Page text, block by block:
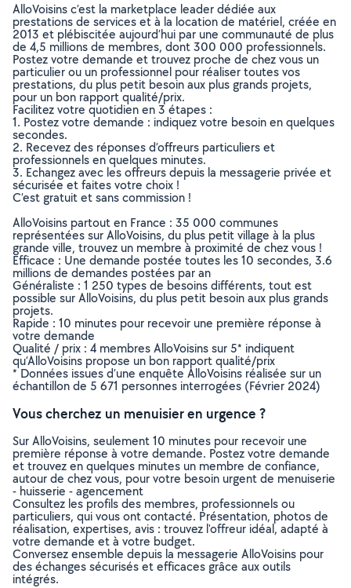
AlloVoisins c’est la marketplace leader dédiée aux
prestations de services et à la location de matériel, créée en
2013 et plébiscitée aujourd’hui par une communauté de plus
de 4,5 millions de membres, dont 300 000 professionnels.
Postez votre demande et trouvez proche de chez vous un
particulier ou un professionnel pour réaliser toutes vos
prestations, du plus petit besoin aux plus grands projets,
pour un bon rapport qualité/prix.
Facilitez votre quotidien en 3 étapes :
1. Postez votre demande : indiquez votre besoin en quelques
secondes.
2. Recevez des réponses d’offreurs particuliers et
professionnels en quelques minutes.
3. Echangez avec les offreurs depuis la messagerie privée et
sécurisée et faites votre choix !
C’est gratuit et sans commission !
AlloVoisins partout en France : 35 000 communes
représentées sur AlloVoisins, du plus petit village à la plus
grande ville, trouvez un membre à proximité de chez vous !
Efficace : Une demande postée toutes les 10 secondes, 3.6
millions de demandes postées par an
Généraliste : 1 250 types de besoins différents, tout est
possible sur AlloVoisins, du plus petit besoin aux plus grands
projets.
Rapide : 10 minutes pour recevoir une première réponse à
votre demande
Qualité / prix : 4 membres AlloVoisins sur 5* indiquent
qu’AlloVoisins propose un bon rapport qualité/prix
* Données issues d’une enquête AlloVoisins réalisée sur un
échantillon de 5 671 personnes interrogées (Février 2024)
Vous cherchez un menuisier en urgence ?
Sur AlloVoisins, seulement 10 minutes pour recevoir une
première réponse à votre demande. Postez votre demande
et trouvez en quelques minutes un membre de confiance,
autour de chez vous, pour votre besoin urgent de menuiserie
- huisserie - agencement
Consultez les profils des membres, professionnels ou
particuliers, qui vous ont contacté. Présentation, photos de
réalisation, expertises, avis : trouvez l'offreur idéal, adapté à
votre demande et à votre budget.
Conversez ensemble depuis la messagerie AlloVoisins pour
des échanges sécurisés et efficaces grâce aux outils
intégrés.